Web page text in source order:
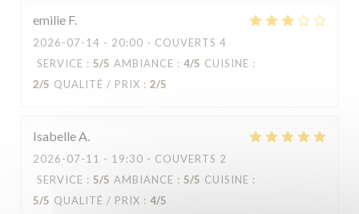
emilie F
2026-07-14 - 20:00 - COUVERTS 4
SERVICE : 5/5 AMBIANCE : 4/5 CUISINE :
2/5 QUALITÉ / PRIX : 2/5
IsabelleA
2026-07-11 - 19:30 - COUVERTS 2
SERVICE : 5/5 AMBIANCE : 5/5 CUISINE :
5/5 QUALITÉ / PRIX : 4/5